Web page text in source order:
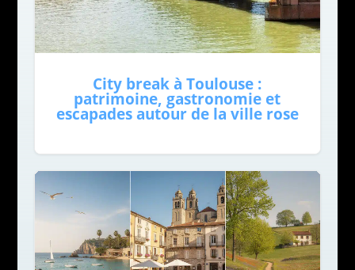
City break à Toulouse :
patrimoine, gastronomie et
escapades autour de la ville rose